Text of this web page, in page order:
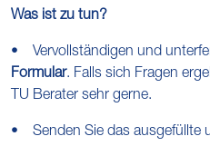
Was ist zu tun?
• Vervollständigen und
Formular. Falls sich Fragen
TU Berater sehr gerne.
• Senden Sie das ausgefüllte